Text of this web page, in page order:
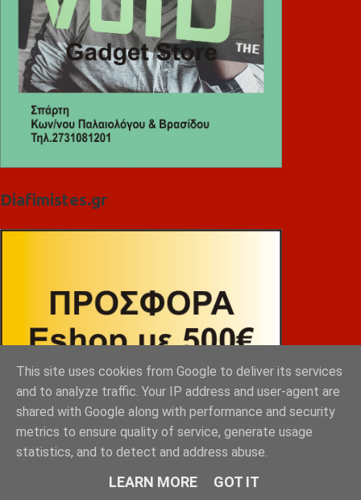
Diafimistes.gr
This site uses cookies from Google to deliver its services
and to analyze traffic. Your IP address and user-agent are
shared with Google along with performance and security
metrics to ensure quality of service, generate usage
statistics, and to detect and address abuse.
LEARN MORE GOT IT